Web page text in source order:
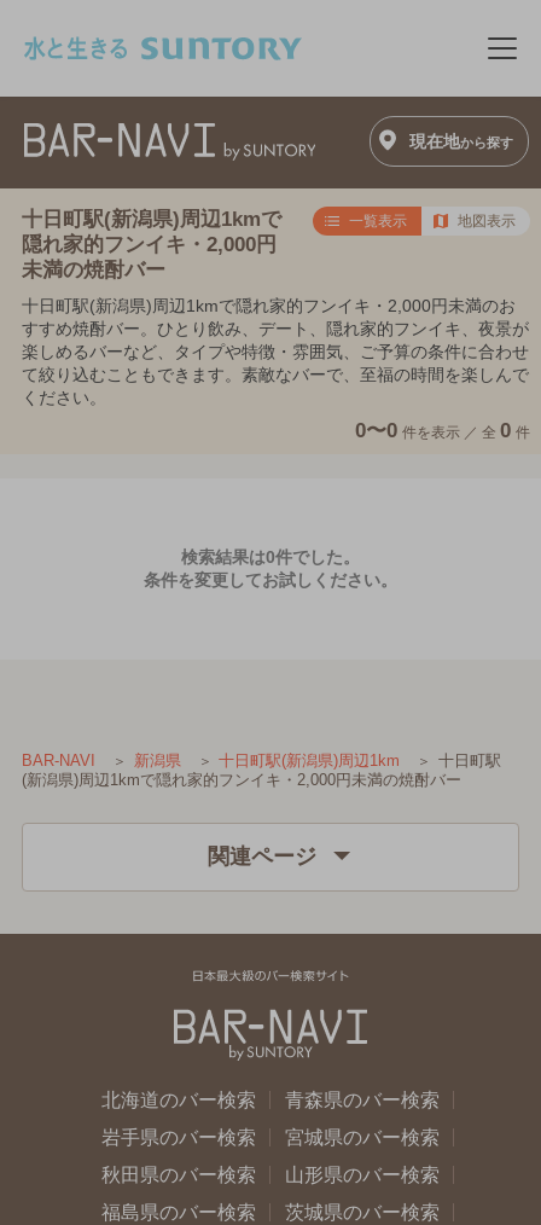
メ
現在地から探す
十日町駅(新潟県)周辺1kmで
隠れ家的フンイキ・2,000円
未満の焼酎バー
一覧表示 地図表示
十日町駅(新潟県)周辺1kmで隠れ家的フンイキ・2,000円未満のお
すすめ焼酎バー。ひとり飲み、デート、隠れ家的フンイキ、夜景が
楽しめるバーなど、タイプや特徴・雰囲気、ご予算の条件に合わせ
て絞り込むこともできます。素敵なバーで、至福の時間を楽しんで
ください。
0〜0 件を表示 ／ 全 0 件
検索結果は0件でした。
条件を変更してお試しください。
BAR-NAVI 新潟県 十日町駅(新潟県)周辺1km
十日町駅
(新潟県)周辺1kmで隠れ家的フンイキ・2,000円未満の焼酎バー
関連ページ
北海道のバー検索
青森県のバー検索
岩手県のバー検索
宮城県のバー検索
秋田県のバー検索
山形県のバー検索
福島県のバー検索
茨城県のバー検索